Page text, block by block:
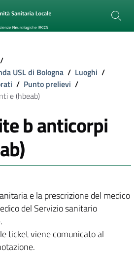
/
USL di Bologna / Luoghi /
/ Punto prelievi /
e (hbeab)
b anticorpi
e la prescrizione del medico
del Servizio sanitario
ticket viene comunicato al